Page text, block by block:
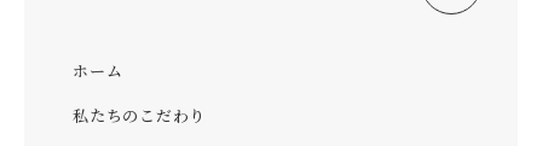
ホーム
私たちのこだわり